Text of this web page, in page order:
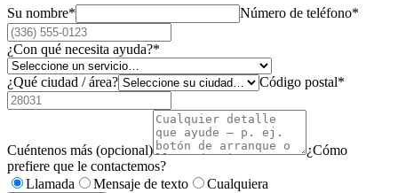
Su nombre* Número de teléfono*
¿Con qué necesita ayuda?*
¿Qué ciudad / área? Código postal*
Cuéntenos más (opcional)
¿Cómo
prefiere que le contactemos?
Llamada
Mensaje de texto Cualquiera